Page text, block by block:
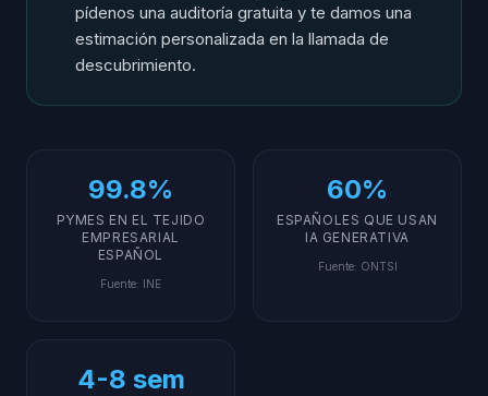
pídenos una auditoría gratuita y te damos una
estimación personalizada en la llamada de
descubrimiento.
99.8%
PYMES EN EL TEJIDO
EMPRESARIAL
ESPAÑOL
Fuente: INE
60%
ESPAÑOLES QUE USAN
IA GENERATIVA
Fuente: ONTSI
4-8 sem